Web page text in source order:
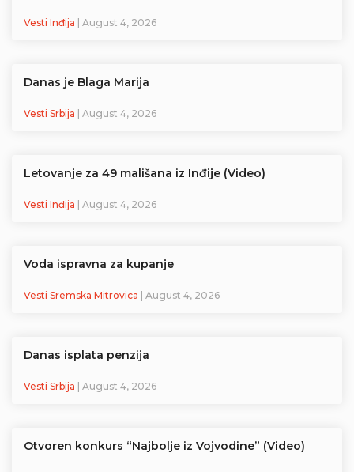
Vesti Inđija | August 4, 2026
Danas je Blaga Marija
Vesti Srbija | August 4, 2026
Letovanje za 49 mališana iz Inđije (Video)
Vesti Inđija | August 4, 2026
Voda ispravna za kupanje
Vesti Sremska Mitrovica | August 4, 2026
Danas isplata penzija
Vesti Srbija | August 4, 2026
Otvoren konkurs “Najbolje iz Vojvodine” (Video)